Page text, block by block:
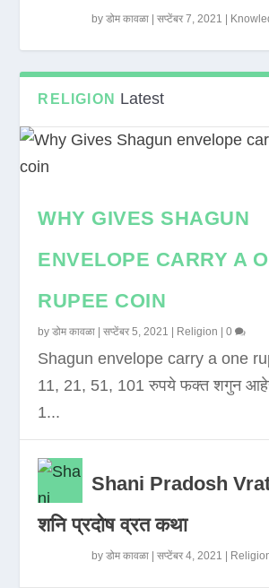
byडोम कावळा |सप्टेंबर 7, 2021
RELIGION Latest
WHY GIVES SHAGUN
ENVELOPE CARRY A
RUPEE COIN
byडोम कावळा |सप्टेंबर 5, 2021 Religion |0
Shagun envelope carry a one
11, 21, 51, 101 रुपये फक्त शगुन आहेर
1...
Shani Pradosh
शनि प्रदोष व्रत कथा
byडोम कावळा |सप्टेंबर 4, 2021